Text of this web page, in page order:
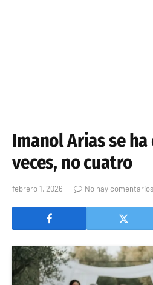
Imanol Arias se
veces, no cuatro
febrero 1, 2026 No hay comentarios